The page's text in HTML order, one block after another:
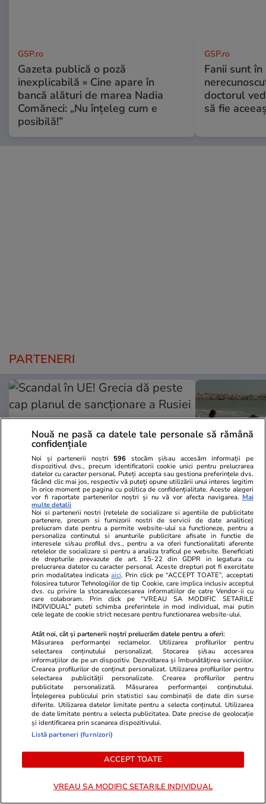
GSP.ro
Gazeta publică o poză
inexplicabilă » Cine apare în
bancă alături de marea Nadia
Comăneci: „Nu înțeleg cum e
posibilă!”
GSP.ro
Fanii sunt în
doctorul
să fie
PARTENERI
Mediafax.ro
Scandal în UE! Grecia dă peste
cap planul de sancționare a Rusiei
StirileKanalD.ro
Femeie
făcea plajă:
Advertorial Advertorial
Nouă ne pasă ca datele tale personale să rămână
confidențiale
Noi și partenerii noștri 596 stocăm și/sau accesăm informații pe
dispozitivul dvs., precum identificatorii cookie unici pentru prelucrarea
datelor cu caracter personal. Puteți accepta sau gestiona preferințele dvs.
făcând clic mai jos, respectiv vă puteți opune utilizării unui interes legitim
în orice moment pe pagina cu politica de confidențialitate. Aceste alegeri
vor fi raportate partenerilor noștri și nu vă vor afecta navigarea. Mai
multe detalii
Noi si partenerii nostri (retelele de socializare si agentiile de publicitate
partenere, precum si furnizorii nostri de servicii de date analitice)
prelucram date pentru a permite website-ului sa functioneze, pentru a
personaliza continutul si anunturile publicitare afisate in functie de
interesele si/sau profilul dvs., pentru a va oferi functionalitati aferente
retelelor de socializare si pentru a analiza traficul pe website. Beneficiati
de drepturile prevazute de art. 15-22 din GDPR in legatura cu
prelucrarea datelor cu caracter personal. Aceste drepturi pot fi exercitate
prin modalitatea indicataaici. Prin click pe “ACCEPT TOATE”, acceptati
folosirea tuturor Tehnologiilor de tip Cookie, care implica inclusiv acceptul
dvs. cu privire la stocarea/accesarea informatiilor de catre Vendor-ii cu
care colaboram. Prin click pe “VREAU SA MODIFIC SETARILE
INDIVIDUAL” puteti schimba preferintele in mod individual, mai putin
cele legate de cookie strict necesare pentru functionarea website-ului.
Atât noi, cât și partenerii noștri prelucrăm datele pentru a oferi:
Măsurarea performanței reclamelor. Utilizarea profilurilor pentru
selectarea conținutului personalizat. Stocarea și/sau accesarea
informațiilor de pe un dispozitiv. Dezvoltarea și îmbunătățirea serviciilor.
Crearea profilurilor de conținut personalizat. Utilizarea profilurilor pentru
selectarea publicității personalizate. Crearea profilurilor pentru
publicitate personalizată. Măsurarea performanței conținutului.
Înțelegerea publicului prin statistici sau combinații de date din surse
diferite. Utilizarea datelor limitate pentru a selecta conținutul. Utilizarea
de date limitate pentru a selecta publicitatea. Date precise de geolocație
și identificarea prin scanarea dispozitivului.
Listă parteneri (furnizori)
ACCEPT TOATE
VREAU SA MODIFIC SETARILE INDIVIDUAL